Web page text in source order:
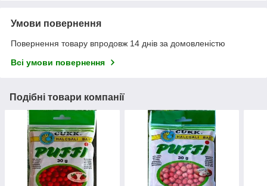
Умови повернення
Повернення товару впродовж 14 днів за домовленістю
Всі умови повернення
Подібні товари компанії